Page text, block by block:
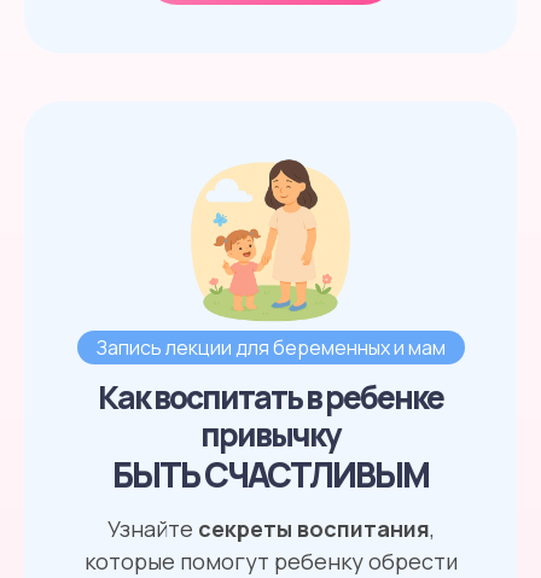
Запись лекции для беременных и мам
Как воспитать в ребенке
привычку
БЫТЬ СЧАСТЛИВЫМ
Узнайте секреты воспитания,
которые помогут ребенку обрести